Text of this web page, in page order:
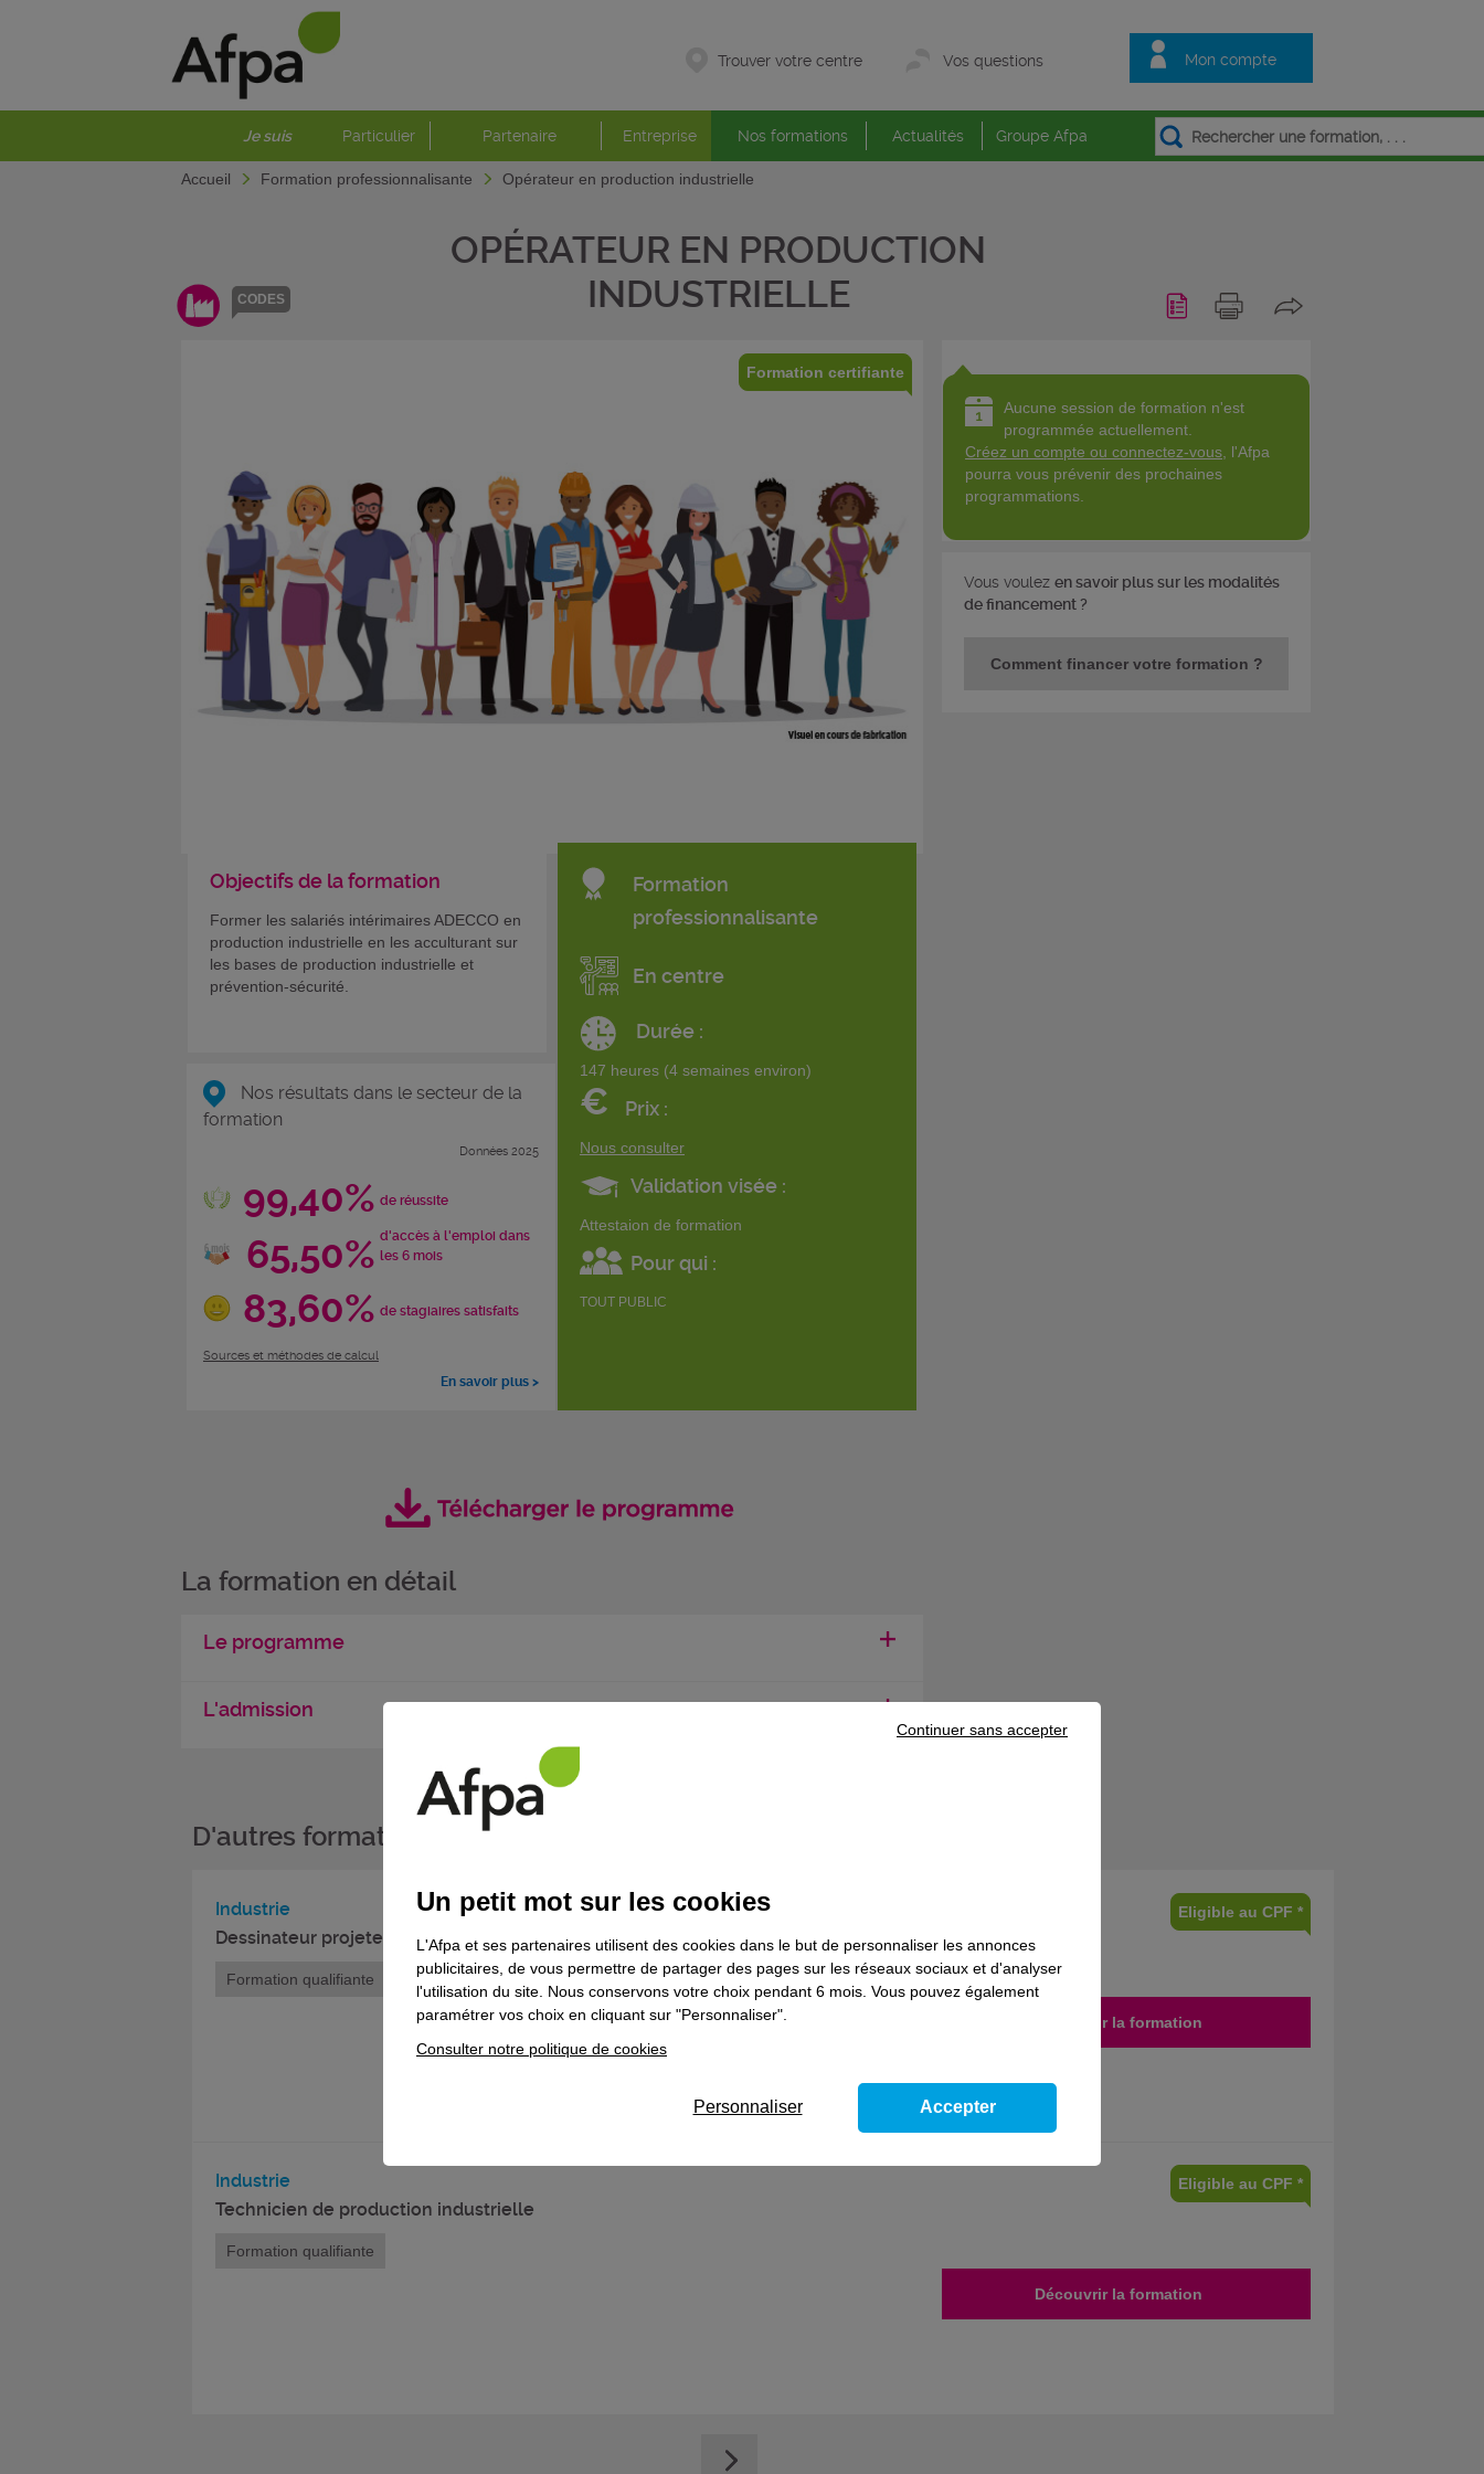
Mon compte
Trouver votre centre Vos questions
Je suis Particulier Partenaire Entreprise Nos formations Actualités Groupe Afpa
Accueil Formation professionnalisante Opérateur en production industrielle
CODES
OPÉRATEUR EN PRODUCTION
INDUSTRIELLE
Formation certifiante
Objectifs de la formation
Former les salariés intérimaires ADECCO en
production industrielle en les acculturant sur
les bases de production industrielle et
prévention-sécurité.
Nos résultats dans le secteur de la
formation
Données 2025
99,40% de réussite
65,50% d'accès à l'emploi dans
les 6 mois
83,60% de stagiaires satisfaits
Sources et méthodes de calcul
En savoir plus >
Formation
professionnalisante
En centre
Durée :
147 heures (4 semaines environ)
€ Prix :
Nous consulter
Validation visée :
Attestaion de formation
Pour qui :
TOUT PUBLIC
La formation en détail
Le programme
L'admission
Aucune session de formation n'est
programmée actuellement.
Créez un compte ou connectez-vous , l'Afpa
pourra vous prévenir des prochaines
programmations.
Vous voulezen savoir plus sur les modalités
de financement ?
Comment financer votre formation ?
D'autres formations dans le domaine
Industrie
Dessinateur projeteur en tuyauterie et chaudronnerie industrielles
Eligible au CPF *
Formation qualifiante
Découvrir la formation
Industrie
Technicien de production industrielle
Eligible au CPF *
Formation qualifiante
Découvrir la formation
Un petit mot sur les cookies
L'Afpa et ses partenaires utilisent des cookies dans le but de personnaliser les annonces
publicitaires, de vous permettre de partager des pages sur les réseaux sociaux et d'analyser
l'utilisation du site. Nous conservons votre choix pendant 6 mois. Vous pouvez également
paramétrer vos choix en cliquant sur "Personnaliser".
Consulter notre politique de cookies
Continuer sans accepter
Personnaliser Accepter